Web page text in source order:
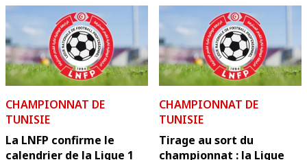
CHAMPIONNAT DE
TUNISIE
La LNFP confirme le
calendrier de la Ligue 1
CHAMPIONNAT DE
TUNISIE
Tirage au sort du
championnat : la Ligue